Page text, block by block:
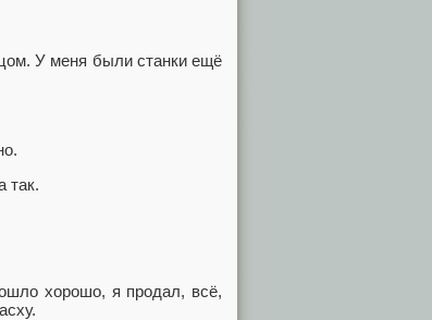
У меня были станки ещё
так.
хорошо, я продал, всё,